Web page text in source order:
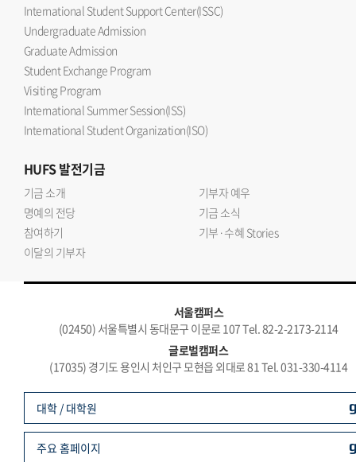
International Student Support Center(ISSC)
Undergraduate Admission
Graduate Admission
Student Exchange Program
Visiting Program
International Summer Session(ISS)
International Student Organization(ISO)
HUFS발전기금
기금 소개
기부자 예우
명예의 전당
기금 소식
참여하기
기부·수혜 Stories
이달의 기부자
서울캠퍼스
(02450) 서울특별시 동대문구 이문로 107 Tel. 82-2-2173-2114
글로벌캠퍼스
(17035) 경기도 용인시 처인구 모현읍 외대로 81 Tel. 031-330-4114
대학 / 대학원
주요 홈페이지